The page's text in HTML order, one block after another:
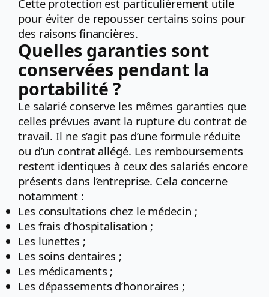
Cette protection est particulièrement utile
pour éviter de repousser certains soins pour
des raisons financières.
Quelles garanties sont
conservées pendant la
portabilité ?
Le salarié conserve les mêmes garanties que
celles prévues avant la rupture du contrat de
travail. Il ne s’agit pas d’une formule réduite
ou d’un contrat allégé. Les remboursements
restent identiques à ceux des salariés encore
présents dans l’entreprise. Cela concerne
notamment :
Les consultations chez le médecin ;
Les frais d’hospitalisation ;
Les lunettes ;
Les soins dentaires ;
Les médicaments ;
Les dépassements d’honoraires ;